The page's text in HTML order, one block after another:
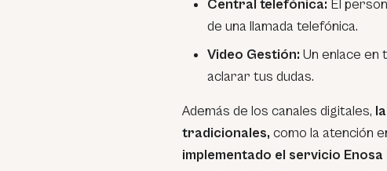
Central telefónica: El
de una llamada telefónica.
Video Gestión: Un enlace en
aclarar tus dudas.
Además de los canales digitales,
tradicionales, como la atención
implementado el servicio Enosa